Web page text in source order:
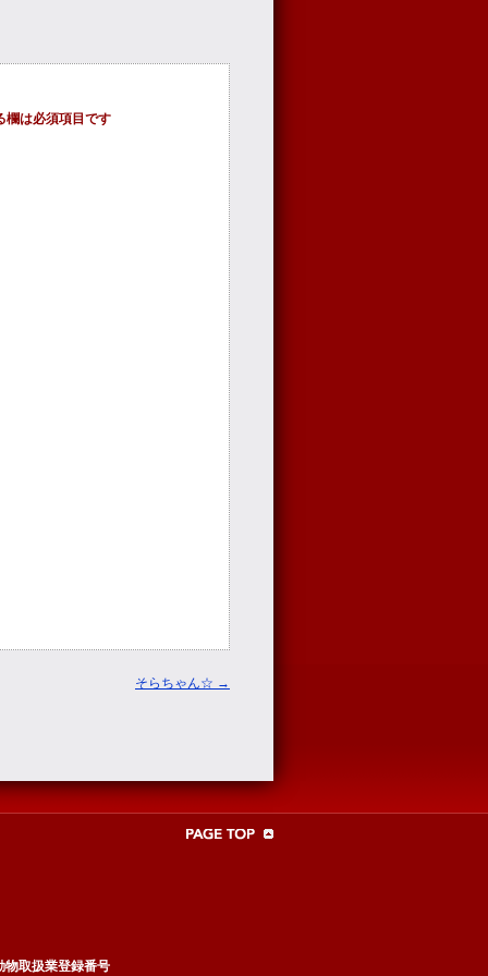
欄は必須項目です
そらちゃん☆ →
物取扱業登録番号